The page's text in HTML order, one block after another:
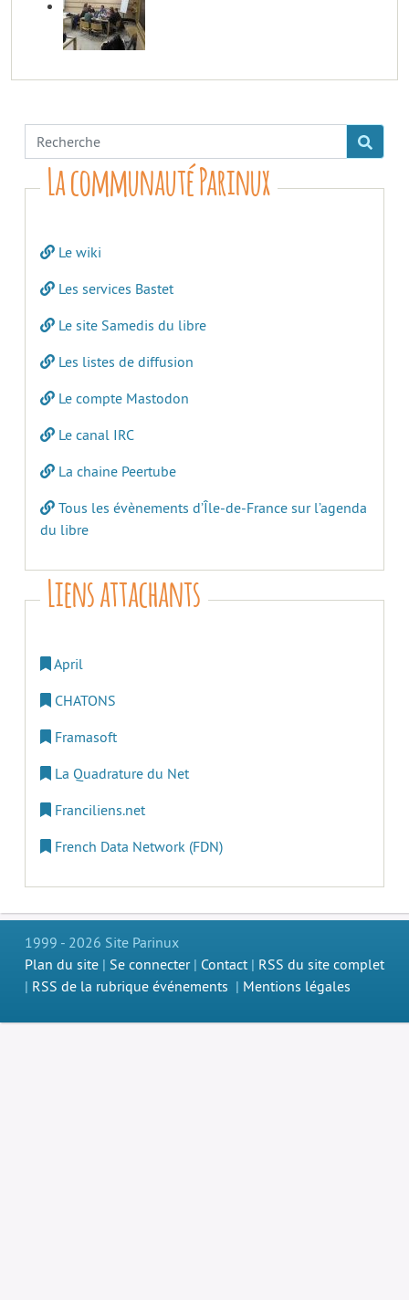
La communauté Parinux
Le wiki
Les services Bastet
Le site Samedis du libre
Les listes de diffusion
Le compte Mastodon
Le canal IRC
La chaine Peertube
Tous les évènements d’Île-de-France sur l’agenda
du libre
Liens attachants
April
CHATONS
Framasoft
La Quadrature du Net
Franciliens.net
French Data Network (FDN)
1999 - 2026 Site Parinux
Plan du site | Se connecter| Contact | RSS du site complet
| RSS de la rubrique événements | Mentions légales